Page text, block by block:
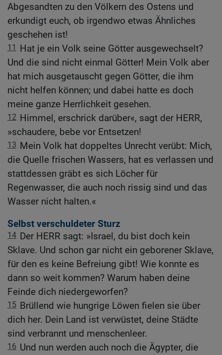
Abgesandten zu den Völkern des Ostens und
erkundigt euch, ob irgendwo etwas Ähnliches
geschehen ist!
11
Hat je ein Volk seine Götter ausgewechselt?
Und die sind nicht einmal Götter! Mein Volk aber
hat mich ausgetauscht gegen Götter, die ihm
nicht helfen können; und dabei hatte es doch
meine ganze Herrlichkeit gesehen.
12 Himmel, erschrick darüber«, sagt der HERR,
»schaudere, bebe vor Entsetzen!
13 Mein Volk hat doppeltes Unrecht verübt: Mich,
die Quelle frischen Wassers, hat es verlassen und
stattdessen gräbt es sich Löcher für
Regenwasser, die auch noch rissig sind und das
Wasser nicht halten.«
Selbst verschuldeter Sturz
14 Der HERR sagt: »Israel, du bist doch kein
Sklave. Und schon gar nicht ein geborener Sklave,
für den es keine Befreiung gibt! Wie konnte es
dann so weit kommen? Warum haben deine
Feinde dich niedergeworfen?
15 Brüllend wie hungrige Löwen fielen sie über
dich her. Dein Land ist verwüstet, deine Städte
sind verbrannt und menschenleer.
16 Und nun werden auch noch die Ägypter, die